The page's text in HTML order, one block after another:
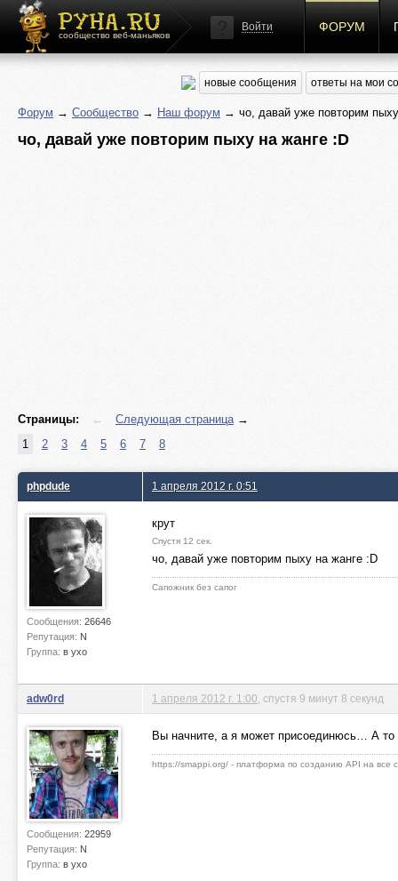
сообщество веб-маньяков
Войти ФОРУМ
новые сообщения ответы на мои
Форум → Сообщество → Наш форум → чо, давай уже повторим
чо, давай уже повторим пыху на жанге :D
Страницы: ← Следующая страница→
1
2 3 4 5 6 7 8
phpdude
Сообщения: 26646
Репутация: N
Группа: в ухо
1 апреля 2012 г. 0:51
крут
Спустя 12 сек.
чо, давай уже повторим пыху на жанге :D
Сапожник без сапог
adw0rd
Сообщения: 22959
Репутация: N
Группа: в ухо
1 апреля 2012 г. 1:00 , спустя 9 минут 8 секунд
Вы начните, а я может присоединюсь… А то
https://smappi.org/ - платформа по созданию API на все